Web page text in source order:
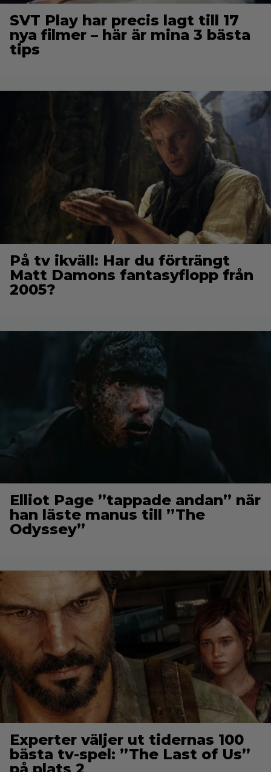
SVT Play har precis lagt till 17
nya filmer – här är mina 3 bästa
tips
På tv ikväll: Har du förträngt
Matt Damons fantasyflopp från
2005?
Elliot Page ”tappade andan” när
han läste manus till ”The
Odyssey”
Experter väljer ut tidernas 100
bästa tv-spel: ”The Last of Us”